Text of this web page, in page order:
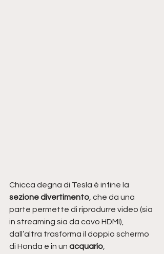
Chicca degna di Tesla è infine la
sezione divertimento , che da una
parte permette di riprodurre video (sia
in streaming sia da cavo HDMI),
dall’altra trasforma il doppio schermo
di Honda e in un acquario